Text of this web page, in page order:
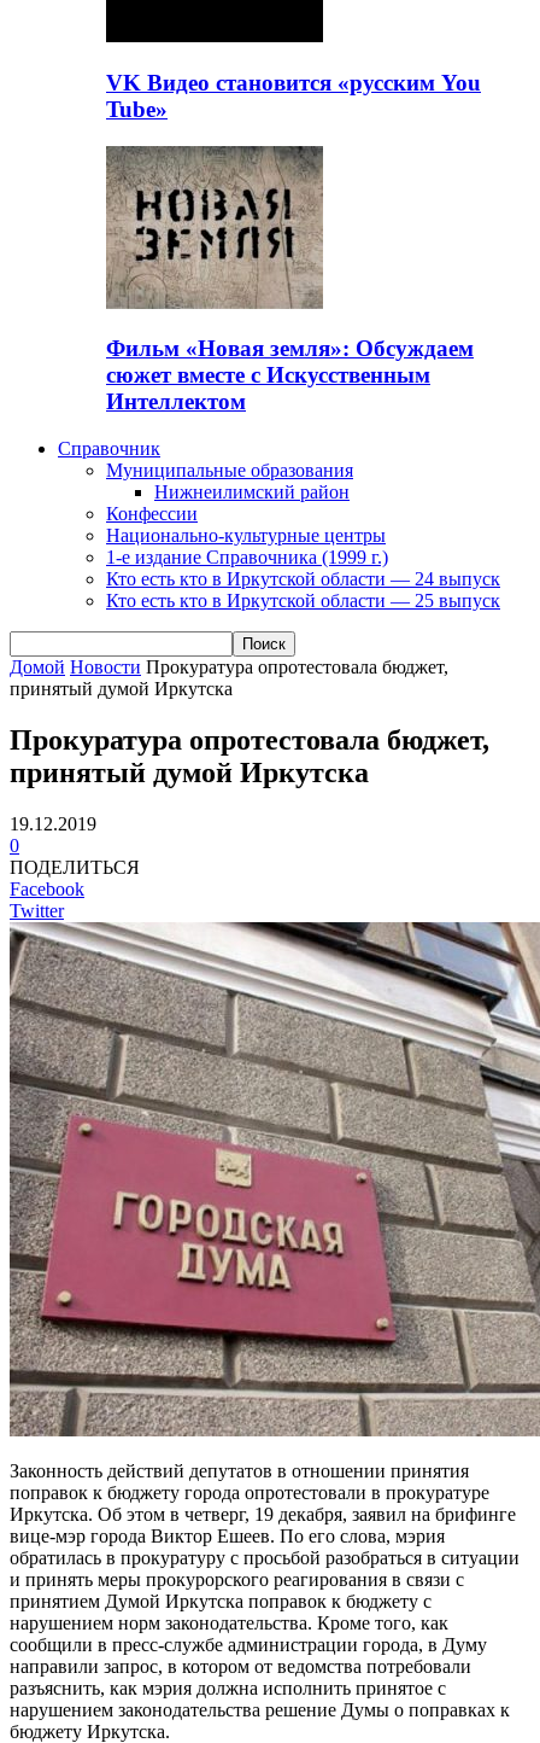
VK Видео становится «русским You
Tube»
Фильм «Новая земля»: Обсуждаем
сюжет вместе с Искусственным
Интеллектом
Справочник
Муниципальные образования
Нижнеилимский район
Конфессии
Национально-культурные центры
1-е издание Справочника (1999 г.)
Кто есть кто в Иркутской области — 24 выпуск
Кто есть кто в Иркутской области — 25 выпуск
Домой Новости Прокуратура опротестовала бюджет,
принятый думой Иркутска
Прокуратура опротестовала бюджет,
принятый думой Иркутска
19.12.2019
0
ПОДЕЛИТЬСЯ
Facebook
Twitter
Законность действий депутатов в отношении принятия
поправок к бюджету города опротестовали в прокуратуре
Иркутска. Об этом в четверг, 19 декабря, заявил на брифинге
вице-мэр города Виктор Ешеев. По его слова, мэрия
обратилась в прокуратуру с просьбой разобраться в ситуации
и принять меры прокурорского реагирования в связи с
принятием Думой Иркутска поправок к бюджету с
нарушением норм законодательства. Кроме того, как
сообщили в пресс-службе администрации города, в Думу
направили запрос, в котором от ведомства потребовали
разъяснить, как мэрия должна исполнить принятое с
нарушением законодательства решение Думы о поправках к
бюджету Иркутска.